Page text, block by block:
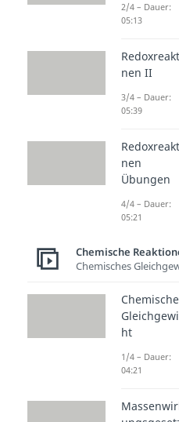
Lösung
Milieu
Merke:In
saurem
stattfinden.
Studyflix
2/4 – Dauer:
05:13
nen II
3/4 – Dauer:
05:39
nen
Übungen
4/4 – Dauer:
05:21
Chemische
Chemisches
ht
1/4 – Dauer:
04:21